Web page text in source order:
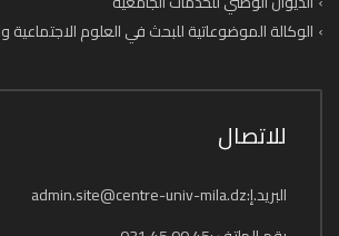
الوكالة الموضوعاتية للبحث في العلوم الاجتماعية
للاتصال
البريد.إ:admin.site@centre-univ-mila.dz